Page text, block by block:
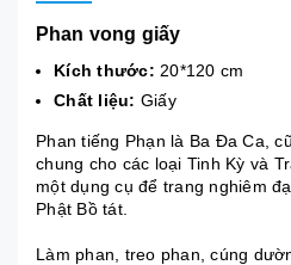
Phan vong giấy
Kích thước: 20*120 cm
Chất liệu: Giấy
Phan tiếng Phạn là Ba Đa Ca,
chung cho các loại Tinh Kỳ và
một dụng cụ để trang nghiêm
Phật Bồ tát.
Làm phan, treo phan, cúng